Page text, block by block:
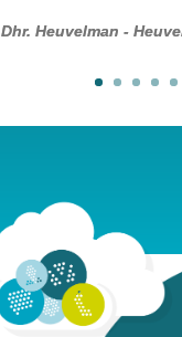
Dhr. Heuvelman -